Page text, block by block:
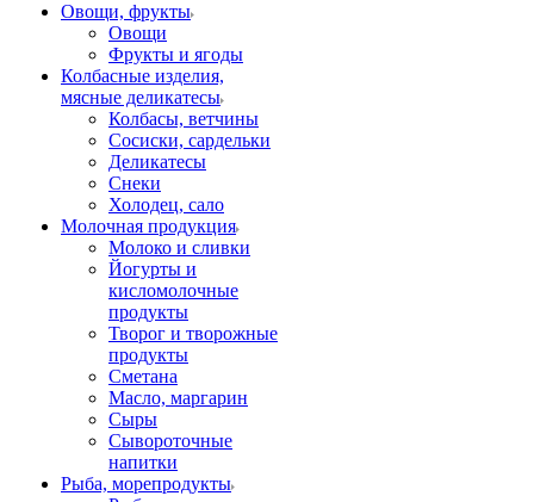
Овощи, фрукты
Овощи
Фрукты и ягоды
Колбасные изделия,
мясные деликатесы
Колбасы, ветчины
Сосиски, сардельки
Деликатесы
Снеки
Холодец, сало
Молочная продукция
Молоко и сливки
Йогурты и
кисломолочные
продукты
Творог и творожные
продукты
Сметана
Масло, маргарин
Сыры
Сывороточные
напитки
Рыба, морепродукты